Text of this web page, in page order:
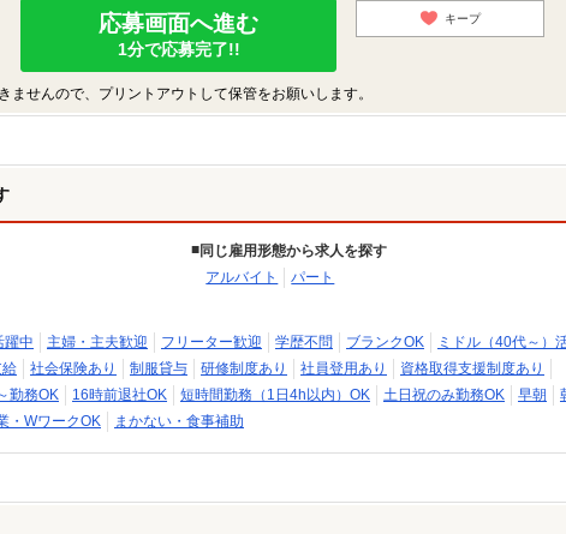
応募画面へ進む
1分で応募完了!!
キープ
せんので、プリントアウトして保管をお願いします。
同じ雇用形態から求人を探す
アルバイト
パート
躍中 主婦・主夫歓迎 フリーター歓迎 学歴不問 ブランクOK
ミドル（40代～）
社会保険あり 制服貸与 研修制度あり 社員登用あり
資格取得支援制度あり
勤務OK 16時前退社OK 短時間勤務（1日4h以内）OK 土日祝のみ勤務OK 早朝
・WワークOK まかない・食事補助